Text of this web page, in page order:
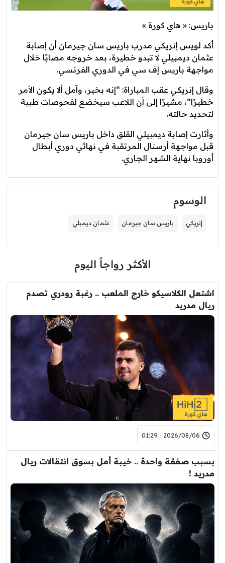
باريس: « هاي كورة »
أكد لويس إنريكي مدرب باريس سان جيرمان أن إصابة
عثمان ديمبيلي لا تبدو خطيرة، بعد خروجه مصابًا خلال
مواجهة باريس إف سي في الدوري الفرنسي.
وقال إنريكي عقب المباراة: “إنه بخير، وآمل ألا يكون الأمر
خطيرًا”، مشيرًا إلى أن اللاعب سيخضع لفحوصات طبية
لتحديد حالته.
وأثارت إصابة ديمبيلي القلق داخل باريس سان جيرمان
قبل مواجهة أرسنال المرتقبة في نهائي دوري أبطال
أوروبا نهاية الشهر الجاري.
الوسوم
إنريكي باريس سان جيرمان عثمان ديمبلي
الأكثر رواجاً اليوم
اشتعل الكلاسيكو خارج الملعب .. رغبة رودري تصدم
ريال مدريد
2026/08/06 - 01:29
بسبب صفقة واحدة .. خيبة أمل بسوق انتقالات ريال
مدريد !